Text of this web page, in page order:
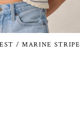
/ MARINE STRIPE